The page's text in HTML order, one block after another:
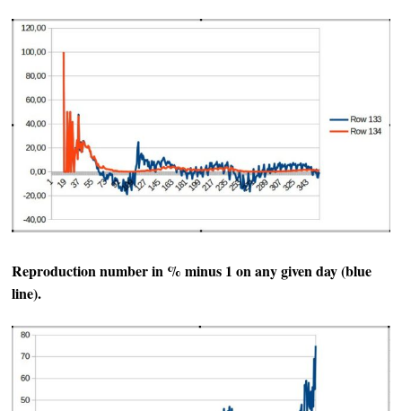
Reproduction number in % minus 1 on any given day (blue
line).